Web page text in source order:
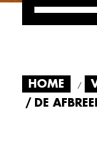
HOME
DE